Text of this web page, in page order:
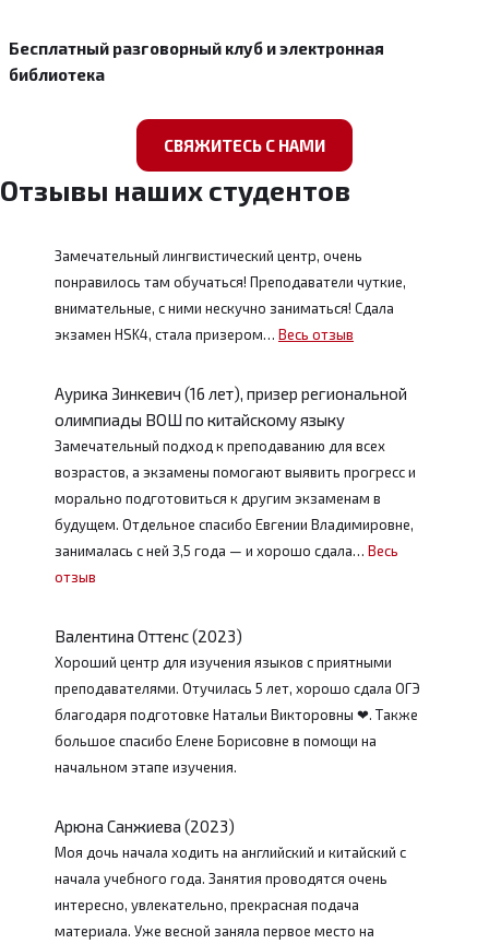
Бесплатный разговорный клуб и электронная
библиотека
СВЯЖИТЕСЬ С НАМИ
Отзывы наших студентов
Замечательный лингвистический центр, очень
понравилось там обучаться! Преподаватели чуткие,
внимательные, с ними нескучно заниматься! Сдала
экзамен HSK4, стала призером… Весь отзыв
Аурика Зинкевич (16 лет), призер региональной
олимпиады ВОШ по китайскому языку
Замечательный подход к преподаванию для всех
возрастов, а экзамены помогают выявить прогресс и
морально подготовиться к другим экзаменам в
будущем. Отдельное спасибо Евгении Владимировне,
занималась с ней 3,5 года — и хорошо сдала… Весь
отзыв
Валентина Оттенс (2023)
Хороший центр для изучения языков с приятными
преподавателями. Отучилась 5 лет, хорошо сдала ОГЭ
благодаря подготовке Натальи Викторовны ❤. Также
большое спасибо Елене Борисовне в помощи на
начальном этапе изучения.
Арюна Санжиева (2023)
Моя дочь начала ходить на английский и китайский с
начала учебного года. Занятия проводятся очень
интересно, увлекательно, прекрасная подача
материала. Уже весной заняла первое место на